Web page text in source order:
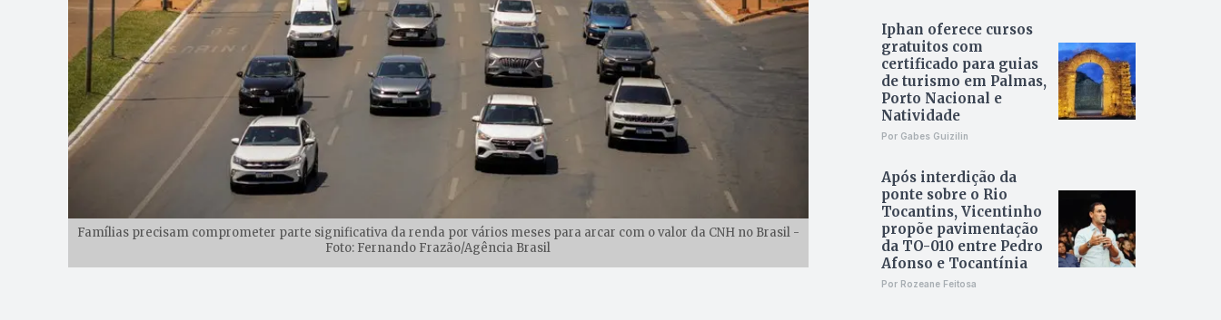
Famílias precisam comprometer parte significativa da renda por vários meses para arcar com o valor da CNH no Brasil -
Foto: Fernando Frazão/Agência Brasil
Iphan oferece cursos
gratuitos com
certificado para guias
de turismo em Palmas,
Porto Nacional e
Natividade
Por Gabes Guizilin
Após interdição da
ponte sobre o Rio
Tocantins, Vicentinho
propõe pavimentação
da TO-010 entre Pedro
Afonso e Tocantínia
Por Rozeane Feitosa